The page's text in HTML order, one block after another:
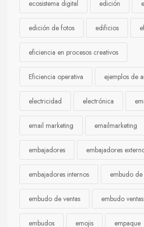
ecosistema digital edición
edición de fotos edificios
eficiencia en procesos creativos
Eficiencia operativa ejemplos de
electricidad electrónica
email marketing emailmarketing
embajadores embajadores
embajadores internos embudo
embudo de ventas embudo ventas
embudos emojis empaque